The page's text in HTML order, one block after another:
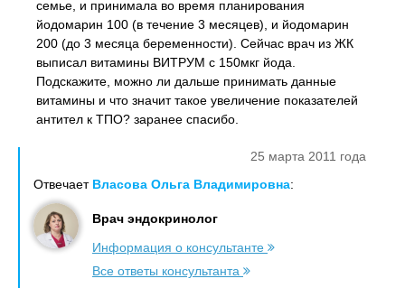
семье, и принимала во время планирования
йодомарин 100 (в течение 3 месяцев), и йодомарин
200 (до 3 месяца беременности). Сейчас врач из ЖК
выписал витамины ВИТРУМ с 150мкг йода.
Подскажите, можно ли дальше принимать данные
витамины и что значит такое увеличение показателей
антител к ТПО? заранее спасибо.
25 марта 2011 года
Отвечает Власова Ольга Владимировна:
Врач эндокринолог
Информация о консультанте
Все ответы консультанта